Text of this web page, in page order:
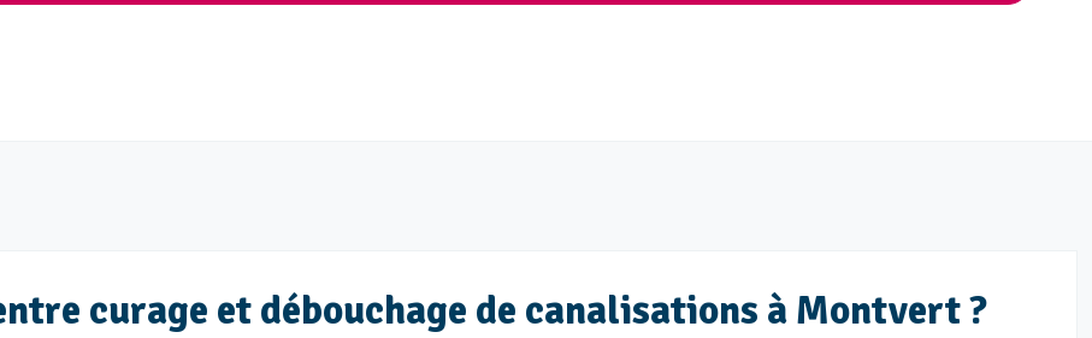
curage et débouchage de canalisations à Montvert ?